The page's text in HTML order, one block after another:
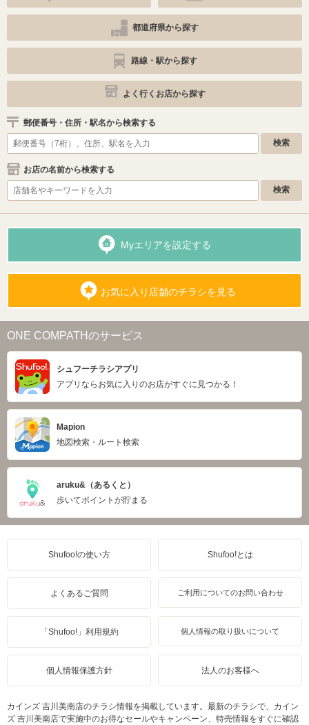
都道府県から探す
路線・駅から探す
よく行くお店から探す
郵便番号・住所・駅名から検索する
お店の名前から検索する
Myエリアを設定する
お気に入り店舗のチラシを見る
ONE COMPATHのサービス
シュフーチラシアプリ
アプリならお気に入りのお店がすぐに見つかる！
Mapion
地図検索・ルート検索
aruku&（あるくと）
歩いてポイントが貯まる
Shufoo!の使い方 Shufoo!とは
よくあるご質問 ご利用についてのお問い合わせ
「Shufoo!」利用規約 個人情報の取り扱いについて
個人情報保護方針 法人のお客様へ
カインズ 吉川美南店のチラシ情報を掲載しています。最新のチラシで、カイン
ズ 吉川美南店で実施中のお得なセールやキャンペーン、特売情報をすぐに確認